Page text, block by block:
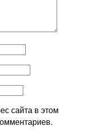
сайта в этом